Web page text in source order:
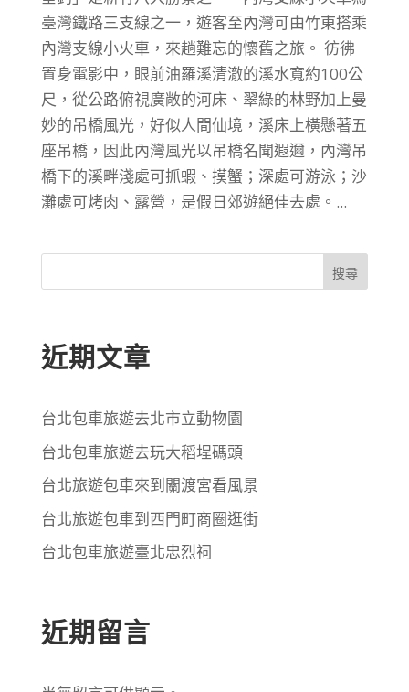
臺灣鐵路三支線之一，遊客至內灣可由竹東搭乘
內灣支線小火車，來趟難忘的懷舊之旅。 彷彿
置身電影中，眼前油羅溪清澈的溪水寬約100公
尺，從公路俯視廣敞的河床、翠綠的林野加上曼
妙的吊橋風光，好似人間仙境，溪床上橫懸著五
座吊橋，因此內灣風光以吊橋名聞遐邇，內灣吊
橋下的溪畔淺處可抓蝦、摸蟹；深處可游泳；沙
灘處可烤肉、露營，是假日郊遊絕佳去處。...
搜尋
近期文章
台北包車旅遊去北市立動物園
台北包車旅遊去玩大稻埕碼頭
台北旅遊包車來到關渡宮看風景
台北旅遊包車到西門町商圈逛街
台北包車旅遊臺北忠烈祠
近期留言